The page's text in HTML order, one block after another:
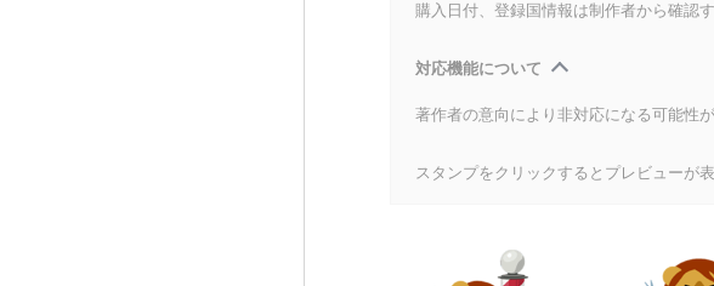
購入日付、登録国情報は制作者から確認
対応機能について
著作者の意向により非対応になる可能性
スタンプをクリックするとプレビューが表